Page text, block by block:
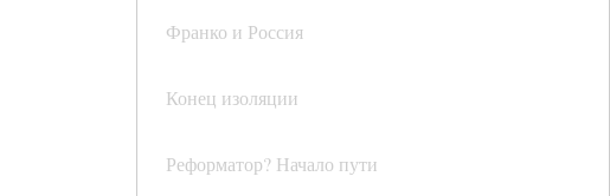
Франко и Россия
Конец изоляции
Реформатор? Начало пути